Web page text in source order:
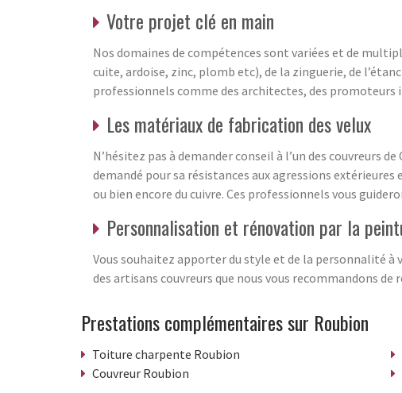
Votre projet clé en main
Nos domaines de compétences sont variées et de
cuite, ardoise, zinc, plomb etc), de la zinguerie, de
professionnels comme des architectes, des
Les matériaux de fabrication des velux
N’hésitez pas à demander conseil à l’un des couvreurs
demandé pour sa résistances aux agressions
ou bien encore du cuivre. Ces professionnels vous
Personnalisation et rénovation par la
Vous souhaitez apporter du style et de la personnalité à
des artisans couvreurs que nous vous recommandons
Prestations complémentaires sur Roubion
Toiture charpente Roubion
Couvreur Roubion